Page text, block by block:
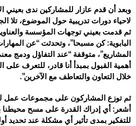
وبعد أن قدم عازار للمشاركين ندى بعيني
لاحياء دورات تدريبية حول الموضوع، تلا
ثم قدمت بعيني توجهات المؤسسة
البابوية: كن مسبحا”، وتحدثت “عن
المشاريع”، متوقفة “عند التفاؤل ودمج معنى
أهمية القبول بمبدأ أنا قادر، للتعرف على
خلال التعاون والتعاطف مع الآخرين”.
ثم توزع المشاركون على مجموعات عمل
أشعر: أي إدراك القدرة على مسح محيطنا
للتفكير بمدى تأثير أي مشكلة عند تحديد